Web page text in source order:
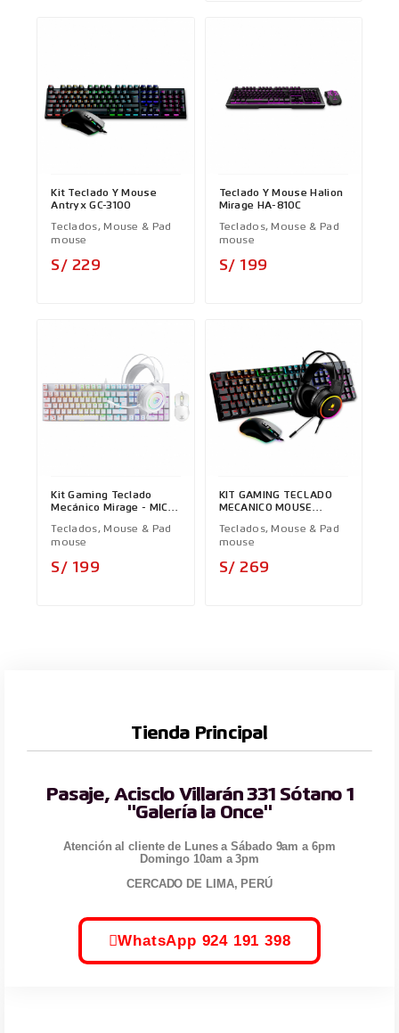
Kit Teclado Y Mouse
Antryx GC-3100
Teclados, Mouse & Pad
mouse
S/ 229
Teclado Y Mouse Halion
Mirage HA-810C
Teclados, Mouse & Pad
mouse
S/ 199
Kit Gaming Teclado
Mecánico Mirage - MIC
Teclados, Mouse & Pad
mouse
S/ 199
KIT GAMING TECLADO
MECANICO MOUSE
Teclados, Mouse & Pad
mouse
S/ 269
Tienda Principal
Pasaje, Acisclo Villarán 331 Sótano 1
"Galería la Once"
Atención al cliente de Lunes a Sábado 9am a 6pm
Domingo 10am a 3pm
CERCADO DE LIMA, PERÚ
WhatsApp 924 191 398